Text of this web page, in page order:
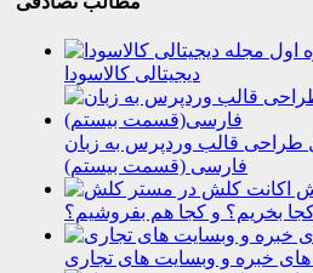
دیجیتالی کالاسودا
طراحی قالب وردپرس به زبان
فارسی (قسمت بیستم)
کجا بخریم؟ و کجا هم بفروشیم؟
خبره و وبسایت های تجاری